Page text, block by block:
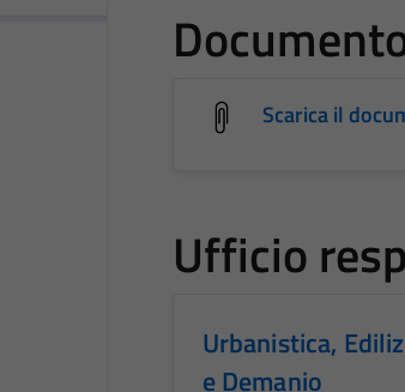
Scarica il
Ufficio
Urbanistica,
e Demanio